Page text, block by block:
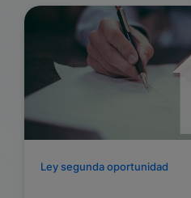
Ley segunda oportunidad